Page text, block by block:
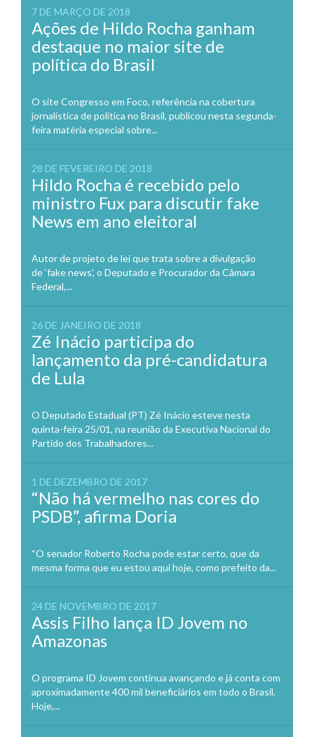
7 DE MARÇO DE 2018
Ações de Hildo Rocha ganham
destaque no maior site de
política do Brasil
O site Congresso em Foco, referência na cobertura
jornalística de política no Brasil, publicou nesta segunda-
feira matéria especial sobre...
28 DE FEVEREIRO DE 2018
Hildo Rocha é recebido pelo
ministro Fux para discutir fake
News em ano eleitoral
Autor de projeto de lei que trata sobre a divulgação
de ‘fake news’, o Deputado e Procurador da Câmara
Federal,...
26 DE JANEIRO DE 2018
Zé Inácio participa do
lançamento da pré-candidatura
de Lula
O Deputado Estadual (PT) Zé Inácio esteve nesta
quinta-feira 25/01, na reunião da Executiva Nacional do
Partido dos Trabalhadores...
1 DE DEZEMBRO DE 2017
“Não há vermelho nas cores do
PSDB”, afirma Doria
“O senador Roberto Rocha pode estar certo, que da
mesma forma que eu estou aqui hoje, como prefeito da...
24 DE NOVEMBRO DE 2017
Assis Filho lança ID Jovem no
Amazonas
O programa ID Jovem continua avançando e já conta com
aproximadamente 400 mil beneficiários em todo o Brasil.
Hoje,...